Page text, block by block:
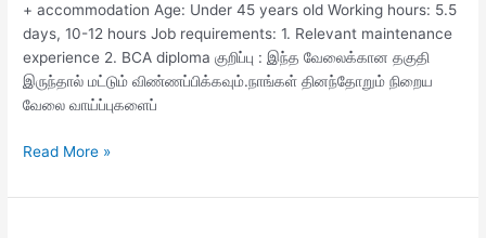
+ accommodation Age: Under 45 years old Working hours: 5.5
days, 10-12 hours Job requirements: 1. Relevant maintenance
experience 2. BCA diploma குறிப்பு : இந்த வேலைக்கான தகுதி
இருந்தால் மட்டும் விண்ணப்பிக்கவும்.நாங்கள் தினந்தோறும் நிறைய
வேலை வாய்ப்புகளைப்
Read More »